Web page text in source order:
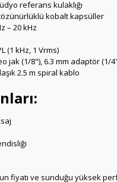
referans kulaklığı
kobalt kapsüller
– 20 kHz
(1 kHz, 1 Vrms)
jak (1/8"), 6.3 mm adaptör (1/
2.5 m spiral kablo
fiyatı ve sunduğu yüksek